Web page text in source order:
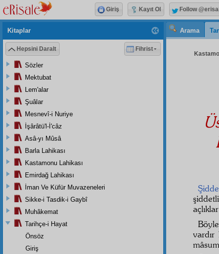
Arama
Kitaplar
Hepsini Daralt Fihrist
Sözler
Mektubat
Lem'alar
Şuâlar
Mesnevî-i Nuriye
İşârâtü'l-İ'câz
Asâ-yı Mûsâ
Barla Lahikası
Kastamonu Lahikası
Emirdağ Lahikası
İman Ve Küfür Muvazeneleri
Sikke-i Tasdik-i Gaybî
Muhâkemat
Tarihçe-i Hayat
Önsöz
Giriş
Giriş Kayıt Ol Follow